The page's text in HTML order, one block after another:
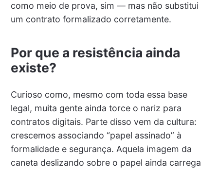
como meio de prova, sim — mas não substitui
um contrato formalizado corretamente.
Por que a resistência ainda
existe?
Curioso como, mesmo com toda essa base
legal, muita gente ainda torce o nariz para
contratos digitais. Parte disso vem da cultura:
crescemos associando “papel assinado” à
formalidade e segurança. Aquela imagem da
caneta deslizando sobre o papel ainda carrega